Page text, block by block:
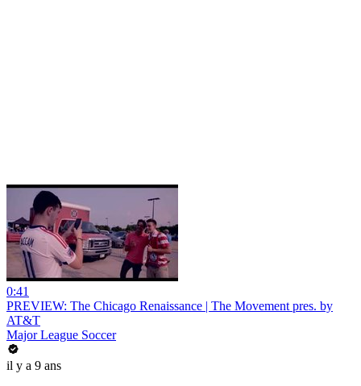
0:41
PREVIEW: The Chicago Renaissance | The Movement pres. by
AT&T
Major League Soccer
il y a 9 ans